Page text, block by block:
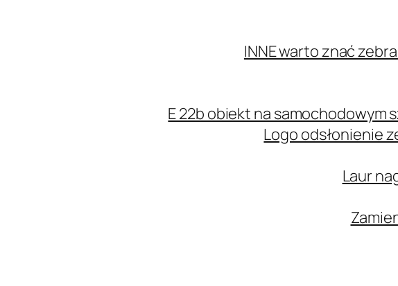
INNE warto znać
E 22b obiekt na
Logo odsłonienie
Laur